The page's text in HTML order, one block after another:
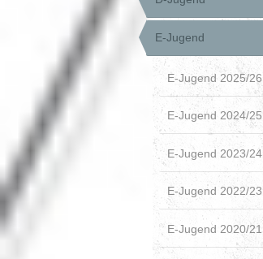
E-Jugend
E-Jugend 2025/26
E-Jugend 2024/25
E-Jugend 2023/24
E-Jugend 2022/23
E-Jugend 2020/21